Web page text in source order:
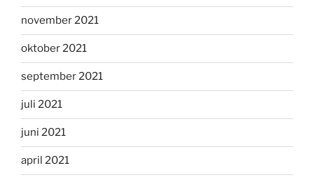
november 2021
oktober 2021
september 2021
juli 2021
juni 2021
april 2021